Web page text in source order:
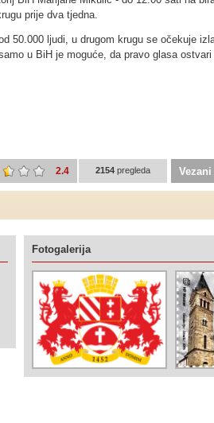
prije dva tjedna.
50.000 ljudi, u drugom krugu se očekuje
u BiH je moguće, da pravo glasa
2.4 2154 pregleda
Fotogalerija